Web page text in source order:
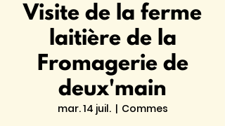
Visite de la ferme
laitière de la
Fromagerie de
deux'main
mar. 14 juil.
  |
Commes